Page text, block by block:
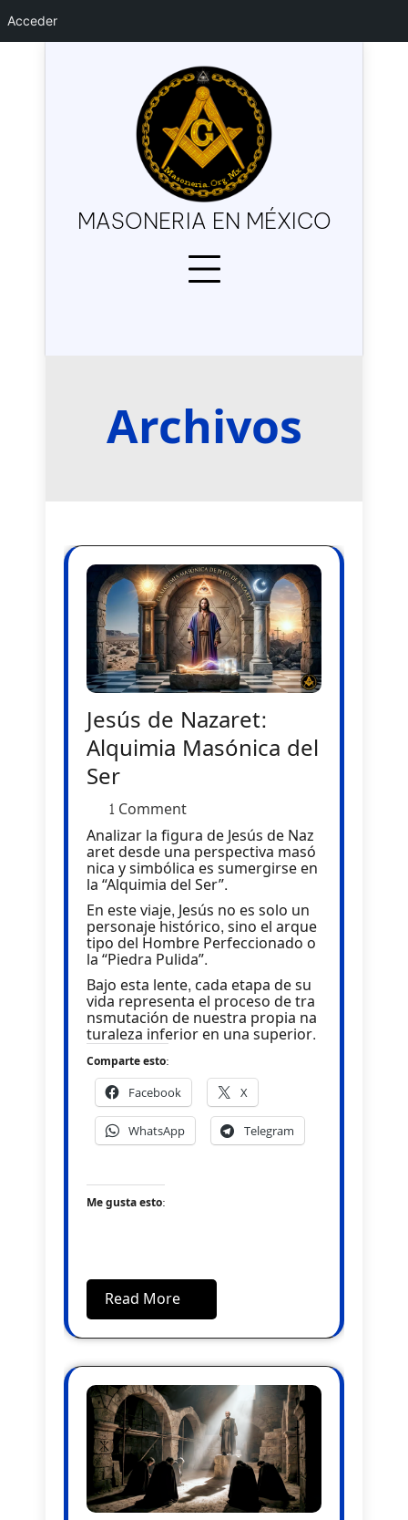
Acceder
MASONERIA EN MÉXICO
Archivos
Jesús de Nazaret:
Alquimia Masónica del
Ser
1 Comment
Analizar la figura de Jesús de Naz
aret desde una perspectiva masó
nica y simbólica es sumergirse en
la “Alquimia del Ser”.
En este viaje, Jesús no es solo un
personaje histórico, sino el arque
tipo del Hombre Perfeccionado o
la “Piedra Pulida”.
Bajo esta lente, cada etapa de su
vida representa el proceso de tra
nsmutación de nuestra propia na
turaleza inferior en una superior.
Comparte esto:
Facebook X
WhatsApp Telegram
Me gusta esto:
Read More